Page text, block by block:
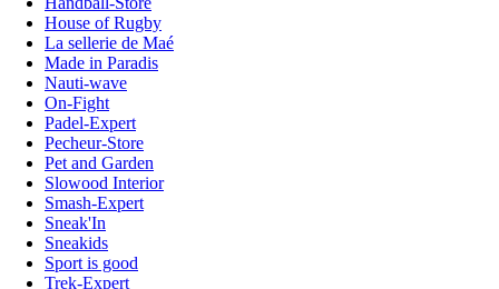
House of Rugby
La sellerie de Maé
Made in Paradis
Nauti-wave
On-Fight
Padel-Expert
Pecheur-Store
Pet and Garden
Slowood Interior
Smash-Expert
Sneak'In
Sneakids
Sport is good
Trek-Expert